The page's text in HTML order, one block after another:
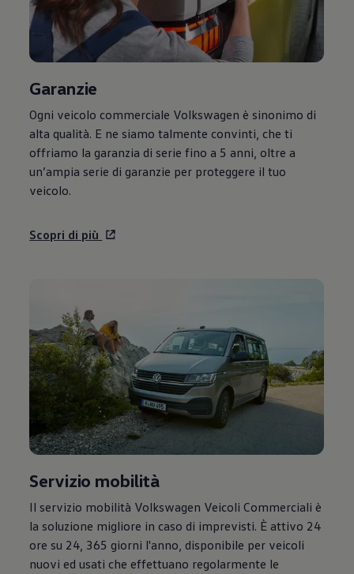
Garanzie
Ogni veicolo commerciale Volkswagen è sinonimo di
alta qualità. E ne siamo talmente convinti, che ti
offriamo la garanzia di serie fino a 5 anni, oltre a
un’ampia serie di garanzie per proteggere il tuo
veicolo.
Scopri di più
Servizio mobilità
Il servizio mobilità Volkswagen Veicoli Commerciali è
la soluzione migliore in caso di imprevisti. È attivo 24
ore su 24, 365 giorni l'anno, disponibile per veicoli
nuovi ed usati che effettuano regolarmente le